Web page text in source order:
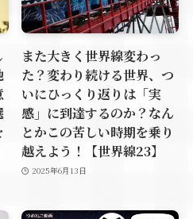
また大きく世界線変わっ
た？変わり続ける世界、つ
いにひっくり返りは「実
感」に到達するのか？なん
とかこの苦しい時期を乗り
越えよう！【世界線23】
2025年6月13日